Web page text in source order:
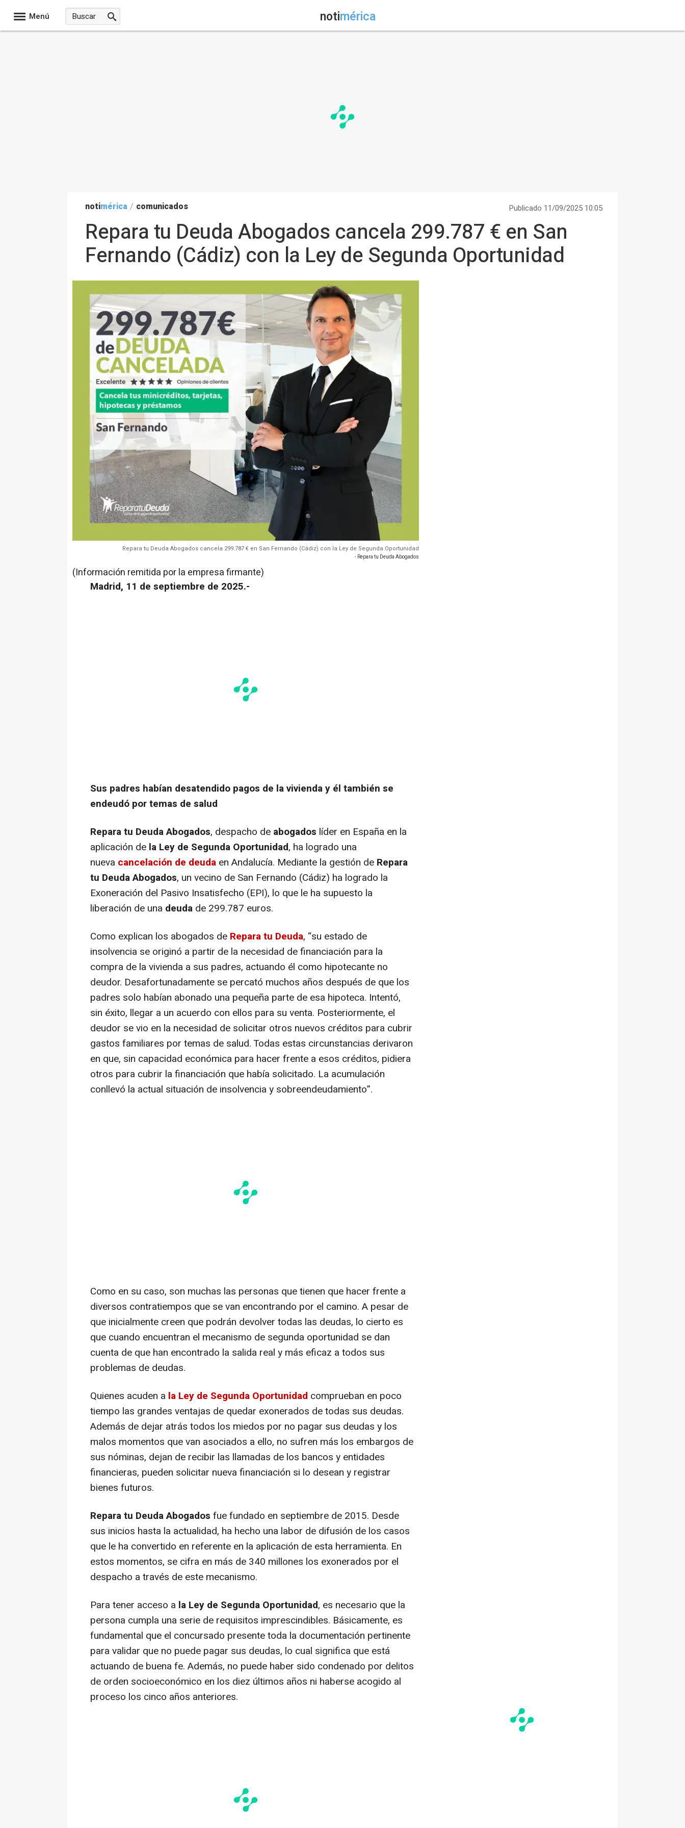
Menú notimérica
notimérica / comunicados Publicado 11/09/2025 10:05
Repara tu Deuda Abogados cancela 299.787 € en San
Fernando (Cádiz) con la Ley de Segunda Oportunidad
Repara tu Deuda Abogados cancela 299.787 € en San Fernando (Cádiz) con la Ley de Segunda Oportunidad
- Repara tu Deuda Abogados
(Información remitida por la empresa firmante)
Madrid, 11 de septiembre de 2025.-
Sus padres habían desatendido pagos de la vivienda y él también se
endeudó por temas de salud
Repara tu Deuda Abogados, despacho de abogados líder en España en la
aplicación de la Ley de Segunda Oportunidad, ha logrado una
nueva cancelación de deuda en Andalucía. Mediante la gestión de Repara
tu DeudaAbogados, un vecino de San Fernando (Cádiz) ha logrado la
Exoneración del Pasivo Insatisfecho (EPI), lo que le ha supuesto la
liberación de una deuda de 299.787 euros.
Como explican los abogados de Repara tu Deuda, “su estado de
insolvencia se originó a partir de la necesidad de financiación para la
compra de la vivienda a sus padres, actuando él como hipotecante no
deudor. Desafortunadamente se percató muchos años después de que los
padres solo habían abonado una pequeña parte de esa hipoteca. Intentó,
sin éxito, llegar a un acuerdo con ellos para su venta. Posteriormente, el
deudor se vio en la necesidad de solicitar otros nuevos créditos para cubrir
gastos familiares por temas de salud. Todas estas circunstancias derivaron
en que, sin capacidad económica para hacer frente a esos créditos, pidiera
otros para cubrir la financiación que había solicitado. La acumulación
conllevó la actual situación de insolvencia y sobreendeudamiento”.
Como en su caso, son muchas las personas que tienen que hacer frente a
diversos contratiempos que se van encontrando por el camino. A pesar de
que inicialmente creen que podrán devolver todas las deudas, lo cierto es
que cuando encuentran el mecanismo de segunda oportunidad se dan
cuenta de que han encontrado la salida real y más eficaz a todos sus
problemas de deudas.
Quienes acuden a la Ley de Segunda Oportunidad comprueban en poco
tiempo las grandes ventajas de quedar exonerados de todas sus deudas.
Además de dejar atrás todos los miedos por no pagar sus deudas y los
malos momentos que van asociados a ello, no sufren más los embargos de
sus nóminas, dejan de recibir las llamadas de los bancos y entidades
financieras, pueden solicitar nueva financiación si lo desean y registrar
bienes futuros.
Repara tu Deuda Abogados fue fundado en septiembre de 2015. Desde
sus inicios hasta la actualidad, ha hecho una labor de difusión de los casos
que le ha convertido en referente en la aplicación de esta herramienta. En
estos momentos, se cifra en más de 340 millones los exonerados por el
despacho a través de este mecanismo.
Para tener acceso a la Ley de Segunda Oportunidad, es necesario que la
persona cumpla una serie de requisitos imprescindibles. Básicamente, es
fundamental que el concursado presente toda la documentación pertinente
para validar que no puede pagar sus deudas, lo cual significa que está
actuando de buena fe. Además, no puede haber sido condenado por delitos
de orden socioeconómico en los diez últimos años ni haberse acogido al
proceso los cinco años anteriores.